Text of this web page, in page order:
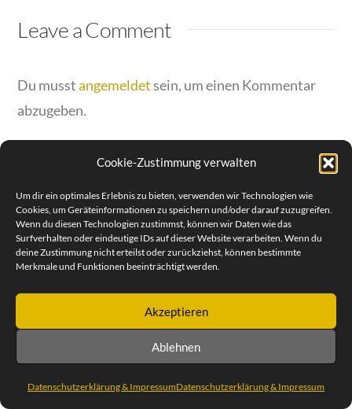
Cookie-Zustimmung verwalten
Um dir ein optimales Erlebnis zu bieten, verwenden wir Technologien wie
Cookies, um Geräteinformationen zu speichern und/oder darauf zuzugreifen.
Wenn du diesen Technologien zustimmst, können wir Daten wie das
Surfverhalten oder eindeutige IDs auf dieser Website verarbeiten. Wenn du
deine Zustimmung nicht erteilst oder zurückziehst, können bestimmte
Merkmale und Funktionen beeinträchtigt werden.
Akzeptieren
Ablehnen
Datenschutzerklärung & ImpressumDatenschutzerklärung & Impressum
Leave a Comment
Du musstangemeldetsein, um einen Kommentar
abzugeben.
© SEBASTIAN REIMOLD | STEUBENPLATZ 12 | 64293
DARMSTADT | TEL. +49 (0) 6151 30 88 932 | MOBILE 0171 47
57 258
DATENSCHUTZERKLÄRUNG & IMPRESSUM